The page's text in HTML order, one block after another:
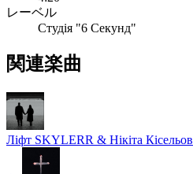
レーベル
Cтудія "6 Секунд"
関連楽曲
Ліфт SKYLERR & Нікіта Кісельов